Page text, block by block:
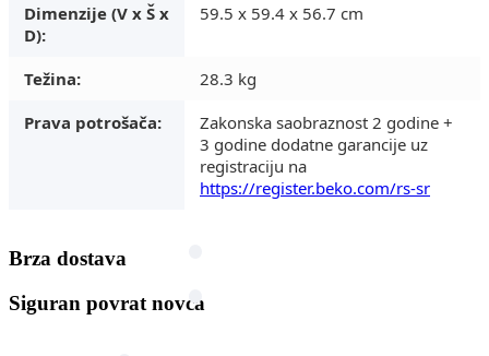
Dimenzije (V x Š x
D):
59.5 x 59.4 x 56.7 cm
Težina:
28.3 kg
Prava potrošača:
Zakonska saobraznost 2 godine +
3 godine dodatne garancije uz
registraciju na
https://register.beko.com/rs-sr
Brza dostava
Siguran povrat novca